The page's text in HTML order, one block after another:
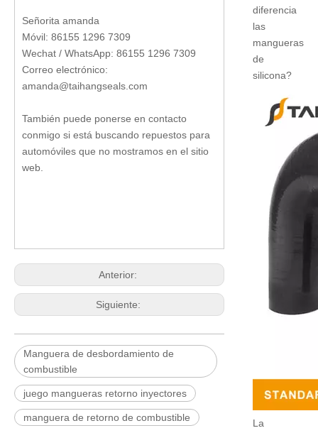
Señorita amanda
Móvil: 86155 1296 7309
Wechat / WhatsApp: 86155 1296 7309
Correo electrónico:
amanda@taihangseals.com
También puede ponerse en contacto
conmigo si está buscando repuestos para
automóviles que no mostramos en el sitio
web.
Anterior:
Siguiente:
Manguera de desbordamiento de
combustible
juego mangueras retorno inyectores
manguera de retorno de combustible
diferencia
las
mangueras
de
silicona?
La